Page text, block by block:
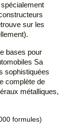
sur les
bases pour
Sa
sophistiquées
complète de
métalliques,
formules)